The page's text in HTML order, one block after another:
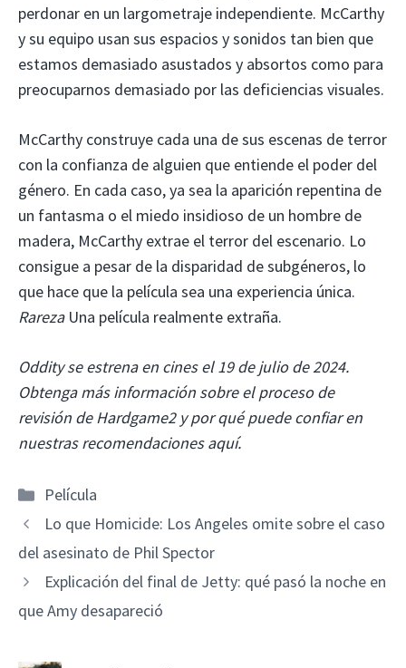
perdonar en un largometraje independiente. McCarthy
y su equipo usan sus espacios y sonidos tan bien que
estamos demasiado asustados y absortos como para
preocuparnos demasiado por las deficiencias visuales.
McCarthy construye cada una de sus escenas de terror
con la confianza de alguien que entiende el poder del
género. En cada caso, ya sea la aparición repentina de
un fantasma o el miedo insidioso de un hombre de
madera, McCarthy extrae el terror del escenario. Lo
consigue a pesar de la disparidad de subgéneros, lo
que hace que la película sea una experiencia única.
RarezaUna película realmente extraña.
Oddity se estrena en cines el 19 de julio de 2024.
Obtenga más información sobre el proceso de
revisión de Hardgame2 y por qué puede confiar en
nuestras recomendaciones aquí.
Categorías
Película
Lo que Homicide: Los Angeles omite sobre el caso
del asesinato de Phil Spector
Explicación del final de Jetty: qué pasó la noche en
que Amy desapareció